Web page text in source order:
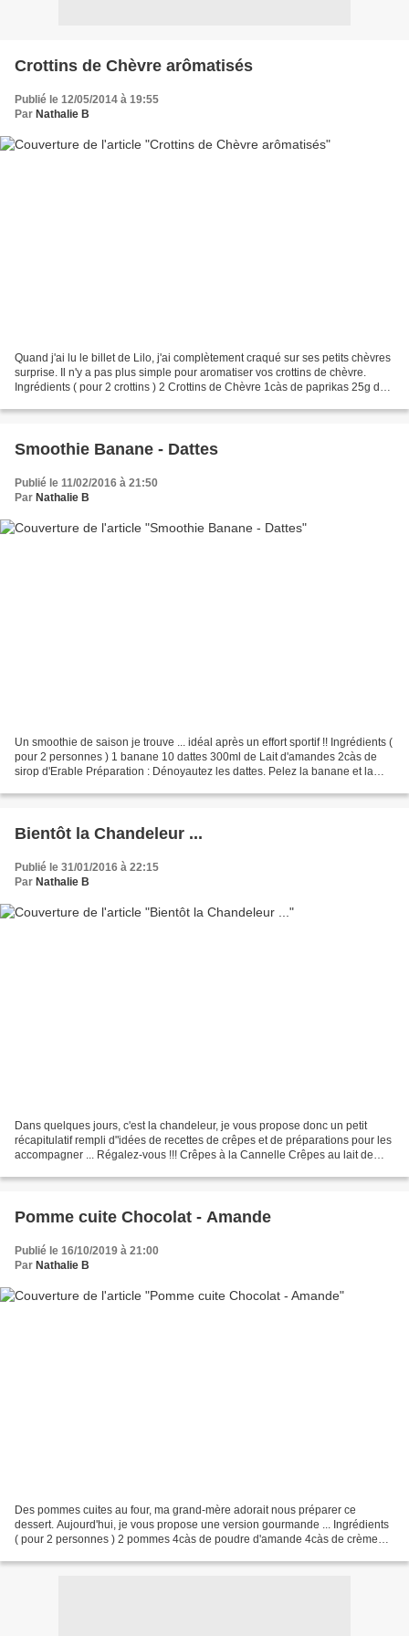
Crottins de Chèvre arômatisés
Publié le 12/05/2014 à 19:55
Par Nathalie B
Quand j'ai lu le billet de Lilo, j'ai complètement craqué sur ses petits chèvres
surprise. Il n'y a pas plus simple pour aromatiser vos crottins de chèvre.
Ingrédients ( pour 2 crottins ) 2 Crottins de Chèvre 1càs de paprikas 25g de
Smoothie Banane - Dattes
Publié le 11/02/2016 à 21:50
Par Nathalie B
Un smoothie de saison je trouve ... idéal après un effort sportif !! Ingrédients (
pour 2 personnes ) 1 banane 10 dattes 300ml de Lait d'amandes 2càs de
sirop d'Erable Préparation : Dénoyautez les dattes. Pelez la banane et la
Bientôt la Chandeleur ...
Publié le 31/01/2016 à 22:15
Par Nathalie B
Dans quelques jours, c'est la chandeleur, je vous propose donc un petit
récapitulatif rempli d"idées de recettes de crêpes et de préparations pour les
accompagner ... Régalez-vous !!! Crêpes à la Cannelle Crêpes au lait de
Pomme cuite Chocolat - Amande
Publié le 16/10/2019 à 21:00
Par Nathalie B
Des pommes cuites au four, ma grand-mère adorait nous préparer ce
dessert. Aujourd'hui, je vous propose une version gourmande ... Ingrédients
( pour 2 personnes ) 2 pommes 4càs de poudre d'amande 4càs de crème